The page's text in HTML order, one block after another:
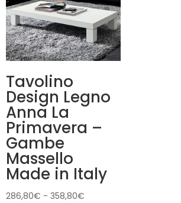
Tavolino
Design Legno
Anna La
Primavera –
Gambe
Massello
Made in Italy
286,80€ - 358,80€